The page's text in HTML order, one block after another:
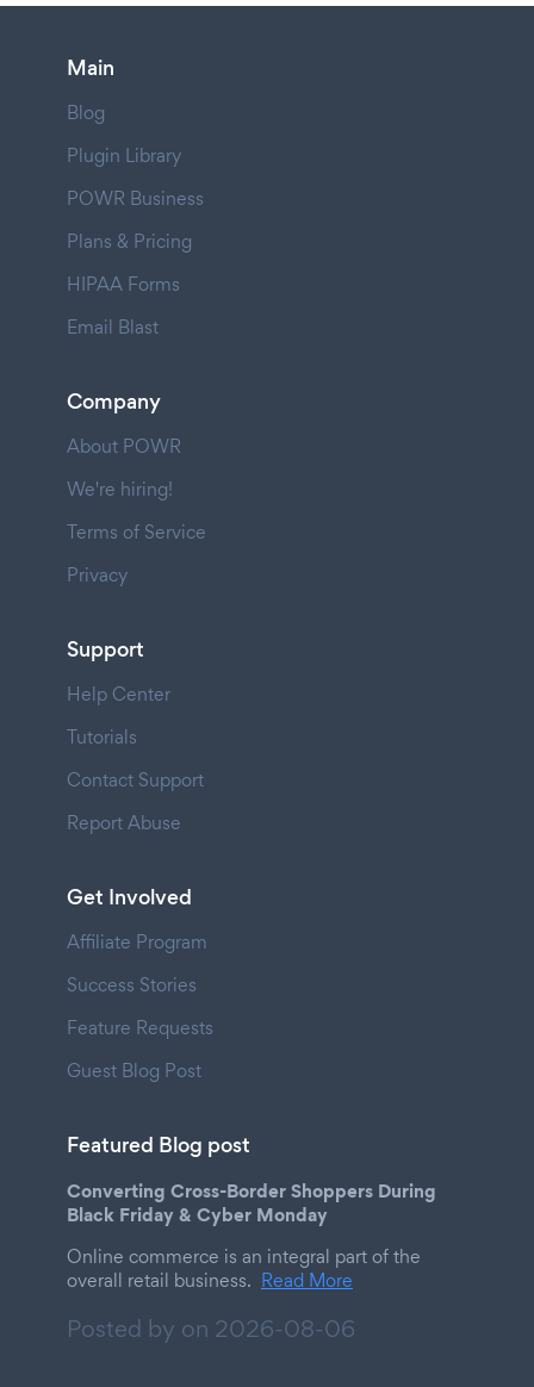
Main
Blog
Plugin Library
POWR Business
Plans & Pricing
HIPAA Forms
Email Blast
Company
About POWR
We're hiring!
Terms of Service
Privacy
Support
Help Center
Tutorials
Contact Support
Report Abuse
Get Involved
Affiliate Program
Success Stories
Feature Requests
Guest Blog Post
Featured Blog post
Converting Cross-Border Shoppers During
Black Friday & Cyber Monday
Online commerce is an integral part of the
overall retail business. Read More
Posted by on 2026-08-06